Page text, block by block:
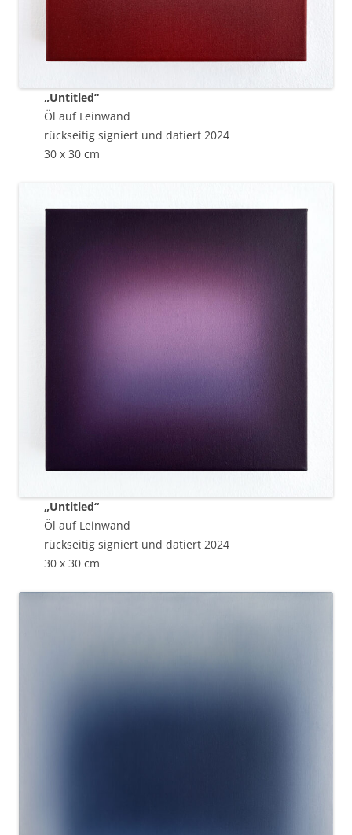
„Untitled“
Öl auf Leinwand
rückseitig signiert und datiert 2024
30 x 30 cm
„Untitled“
Öl auf Leinwand
rückseitig signiert und datiert 2024
30 x 30 cm